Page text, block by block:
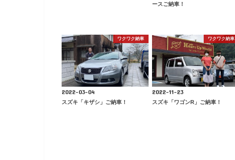
ースご納車！
ワクワク納車
2022-03-04
スズキ「キザシ」ご納車！
ワクワク納車
2022-11-23
スズキ「ワゴンR」ご納車！